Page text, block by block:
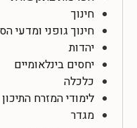
חינוך
חינוך גופני ומדעי
יהדות
יחסים בינלאומיים
כלכלה
לימודי המזרח התיכון
מגדר